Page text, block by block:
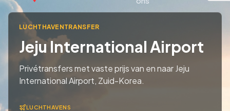
LUCHTHAVENTRANSFER
Jeju International Airport
Privétransfers met vaste prijs van en naar Jeju
International Airport, Zuid-Korea.
LUCHTHAVENS